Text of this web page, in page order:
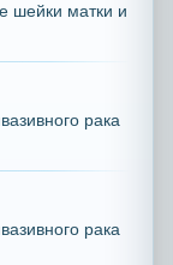
шейки матки и
рака
рака